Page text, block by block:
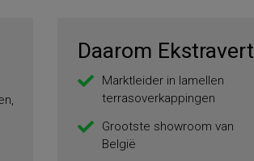
Daarom Ekstravert
Marktleider in lamellen
terrasoverkappingen
Grootste showroom van
België